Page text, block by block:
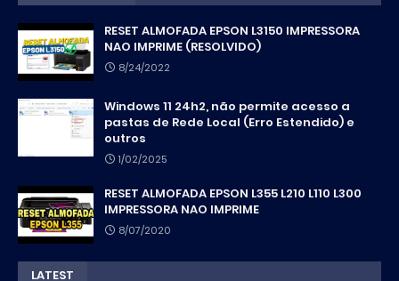
RESET ALMOFADA EPSON L3150 IMPRESSORA
NAO IMPRIME (RESOLVIDO)
8/24/2022
Windows 11 24h2, não permite acesso a
pastas de Rede Local (Erro Estendido) e
outros
1/02/2025
RESET ALMOFADA EPSON L355 L210 L110 L300
IMPRESSORA NAO IMPRIME
8/07/2020
LATEST